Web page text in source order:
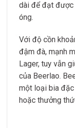
dài để đạt được
óng.
Với độ cồn
đậm đà, mạnh
Lager, tuy vẫn
của Beerlao.
một loại bia
hoặc thưởng